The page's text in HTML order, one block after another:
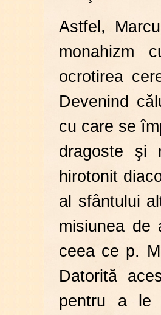
Astfel,
monahizm
ocrotirea
Devenind
cu care se
dragoste şi
hirotonit
al sfântului
misiunea de
ceea ce p.
Datorită
pentru a le